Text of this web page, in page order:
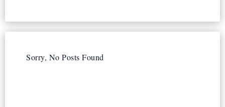
Sorry, No Posts Found